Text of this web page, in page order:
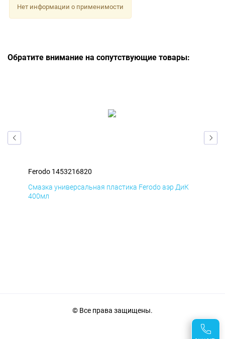
Нет информации о применимости
Обратите внимание на сопутствующие товары:
Ferodo 1453216820
Смазка универсальная пластика Ferodo аэр ДиК
400мл
© Все права защищены.